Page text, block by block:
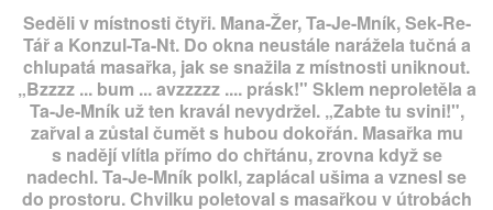
Seděli v místnosti čtyři. Mana-Žer, Ta-Je-Mník, Sek-Re-
Tář a Konzul-Ta-Nt. Do okna neustále narážela tučná a
chlupatá masařka, jak se snažila z místnosti uniknout.
„Bzzzz ... bum ... avzzzzz .... prásk!" Sklem neproletěla a
Ta-Je-Mník už ten kravál nevydržel. „Zabte tu svini!",
zařval a zůstal čumět s hubou dokořán. Masařka mu
s nadějí vlítla přímo do chřtánu, zrovna když se
nadechl. Ta-Je-Mník polkl, zaplácal ušima a vznesl se
do prostoru. Chvilku poletoval s masařkou v útrobách